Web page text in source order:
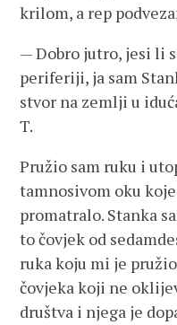
krilom, a rep
— Dobro jutro, jesi li
periferiji, ja sam
stvor na zemlji u
T.
Pružio sam ruku i
tamnosivom oku
promatralo. Stanka
to čovjek od
ruka koju mi je
čovjeka koji ne
društva i njega je